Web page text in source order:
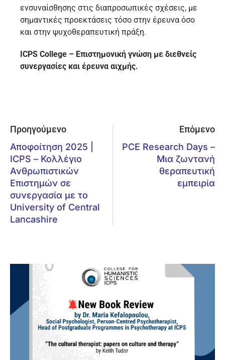
ενσυναίσθησης στις διαπροσωπικές σχέσεις, με
σημαντικές προεκτάσεις τόσο στην έρευνα όσο
και στην ψυχοθεραπευτική πράξη.
ICPS College – Επιστημονική γνώση με διεθνείς
συνεργασίες και έρευνα αιχμής.
Προηγούμενο
Αποφοίτηση 2025 |
ICPS – Κολλέγιο
Ανθρωπιστικών
Επιστημών σε
συνεργασία με το
University of Central
Lancashire
Επόμενο
PCE Research Days –
Μια ζωντανή
θεραπευτική
εμπειρία